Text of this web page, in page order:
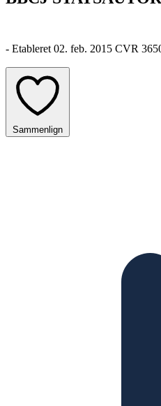
- Etableret 02. feb. 2015 CVR
Sammenlign